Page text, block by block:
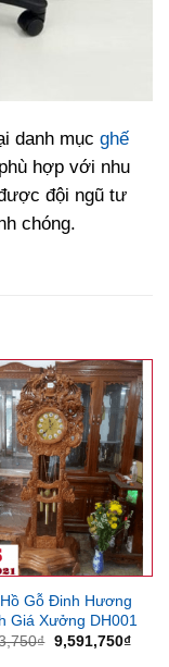
danh mục ghế
hợp với nhu
đội ngũ tư
chóng.
Gỗ Đinh Hương
Giá Xưởng DH001
₫ Giá
9,591,750₫Giá